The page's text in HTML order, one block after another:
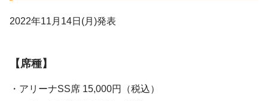
2022年11月14日(月)発表
【席種】
・アリーナSS席 15,000円（税込）